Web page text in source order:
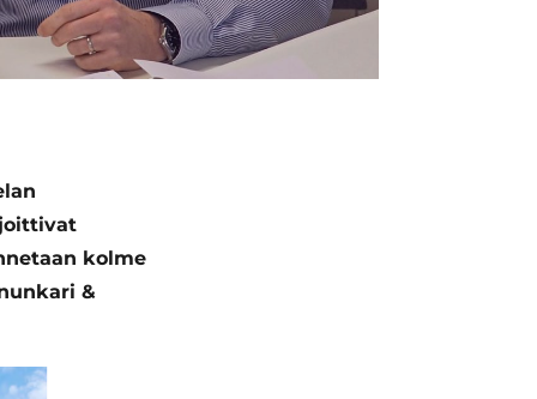
kolme
&